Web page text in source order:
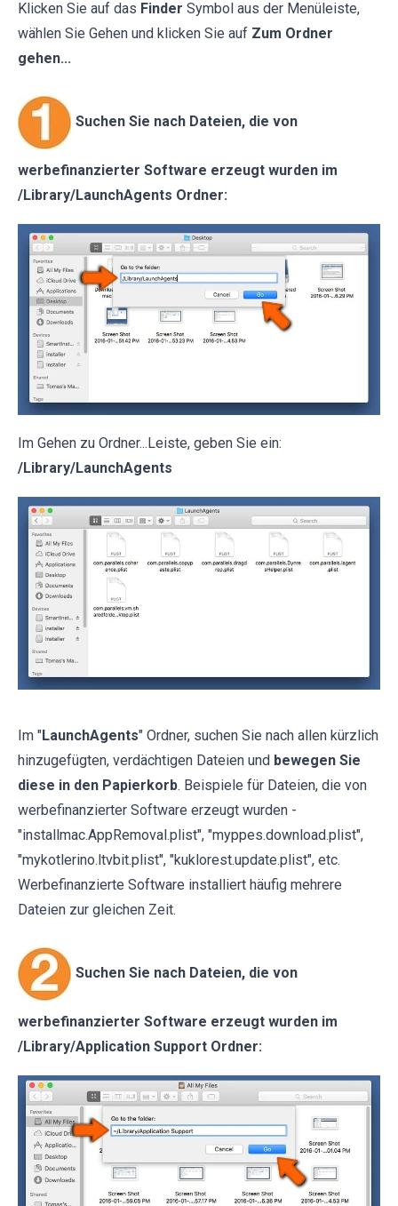
Klicken Sie auf das Finder Symbol aus der Menüleiste,
wählen Sie Gehen und klicken Sie auf Zum Ordner
gehen...
Suchen Sie nach Dateien, die von
werbefinanzierter Software erzeugt wurden im
/Library/LaunchAgents Ordner:
Im Gehen zu Ordner...Leiste, geben Sie ein:
/Library/LaunchAgents
Im "LaunchAgents" Ordner, suchen Sie nach allen kürzlich
hinzugefügten, verdächtigen Dateien und bewegen Sie
diese in den Papierkorb. Beispiele für Dateien, die von
werbefinanzierter Software erzeugt wurden -
"installmac.AppRemoval.plist", "myppes.download.plist",
"mykotlerino.ltvbit.plist", "kuklorest.update.plist", etc.
Werbefinanzierte Software installiert häufig mehrere
Dateien zur gleichen Zeit.
Suchen Sie nach Dateien, die von
werbefinanzierter Software erzeugt wurden im
/Library/Application Support Ordner: